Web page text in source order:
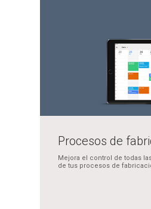
Procesos de
Mejora el control de todas
de tus procesos de